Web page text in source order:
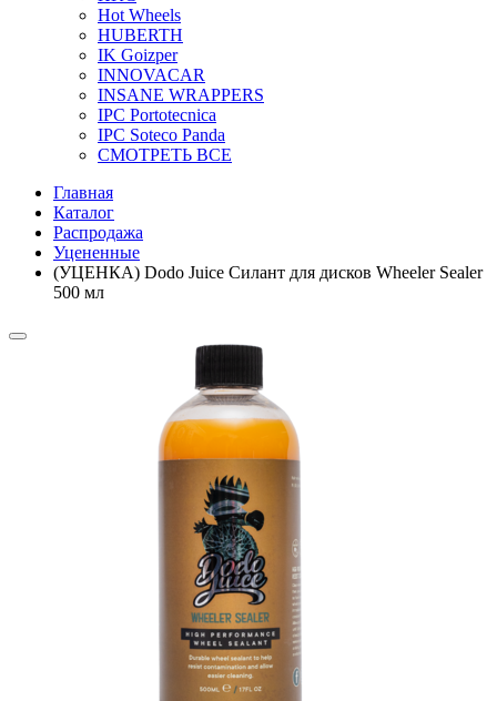
Hot Wheels
HUBERTH
IK Goizper
INNOVACAR
INSANE WRAPPERS
IPC Portotecnica
IPC Soteco Panda
СМОТРЕТЬ ВСЕ
Главная
Каталог
Распродажа
Уцененные
(УЦЕНКА) Dodo Juice Силант для дисков Wheeler Sealer
500 мл